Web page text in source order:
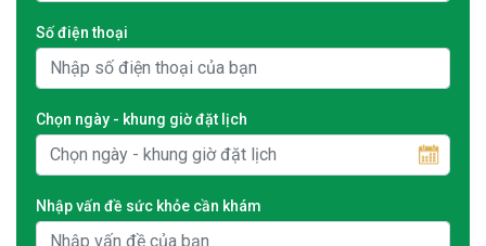
Số điện thoại
Chọn ngày - khung giờ đặt lịch
Nhập vấn đề sức khỏe cần khám